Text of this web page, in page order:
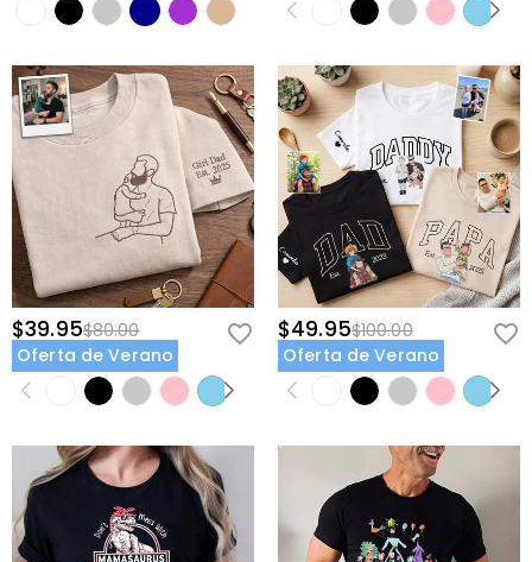
$39.95$80.00
Oferta de Verano
$49.95$100.00
Oferta de Verano